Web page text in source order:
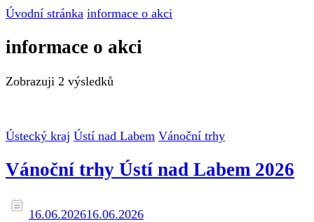
Úvodní stránka informace o akci
informace o akci
Zobrazuji 2 výsledků
Ústecký kraj Ústí nad Labem Vánoční trhy
Vánoční trhy Ústí nad Labem 2026
16.06.202616.06.2026